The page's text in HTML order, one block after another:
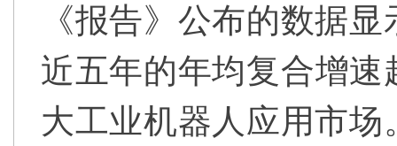
《报告》公布的数据
近五年的年均复合增
大工业机器人应用市